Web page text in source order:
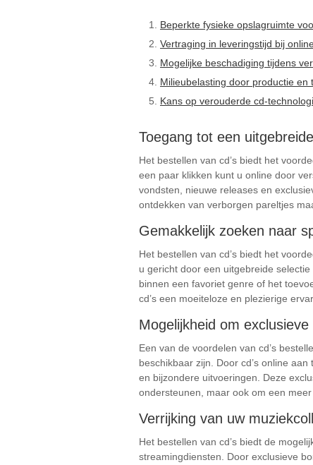
Beperkte fysieke opslagruimte
Vertraging in leveringstijd bij
Mogelijke beschadiging tijdens
Milieubelasting door productie en
Kans op verouderde cd-
Toegang tot een
Het bestellen van cd’s biedt het
een paar klikken kunt u online door
vondsten, nieuwe releases en
ontdekken van verborgen pareltjes
Gemakkelijk zoeken naar
Het bestellen van cd’s biedt het
u gericht door een uitgebreide
binnen een favoriet genre of het
cd’s een moeiteloze en plezierige
Mogelijkheid om
Een van de voordelen van cd’s
beschikbaar zijn. Door cd’s online
en bijzondere uitvoeringen. Deze
ondersteunen, maar ook om een
Verrijking van uw
Het bestellen van cd’s biedt de
streamingdiensten. Door exclusieve